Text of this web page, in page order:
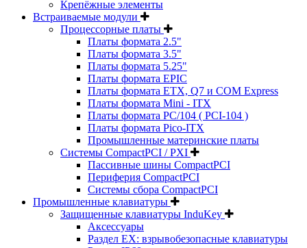
Крепёжные элементы
Встраиваемые модули
Процессорные платы
Платы формата 2.5"
Платы формата 3.5"
Платы формата 5.25"
Платы формата EPIC
Платы формата ETX, Q7 и COM Express
Платы формата Mini - ITX
Платы формата PC/104 ( PCI-104 )
Платы формата Pico-ITX
Промышленные материнские платы
Системы CompactPCI / PXI
Пассивные шины CompactPCI
Периферия CompactPCI
Системы сбора CompactPCI
Промышленные клавиатуры
Защищенные клавиатуры InduKey
Аксессуары
Раздел EX: взрывобезопасные клавиатуры